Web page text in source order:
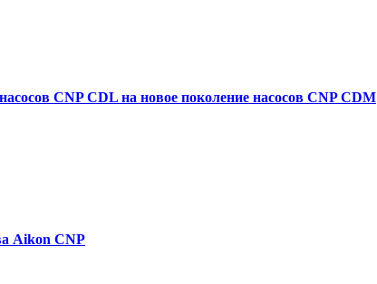
CNP CDL на новое поколение насосов CNP CDM
Aikon CNP